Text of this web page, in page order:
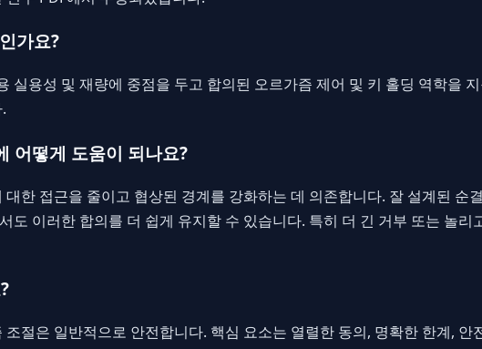
가요?
실용성 및 재량에 중점을 두고 합의된 오르가즘 제어 및 키 홀딩 역학을
어떻게 도움이 되나요?
한 접근을 줄이고 협상된 경계를 강화하는 데 의존합니다. 잘 설계된 순
도 이러한 합의를 더 쉽게 유지할 수 있습니다. 특히 더 긴 거부 또는 놀리
절은 일반적으로 안전합니다. 핵심 요소는 열렬한 동의, 명확한 한계, 안